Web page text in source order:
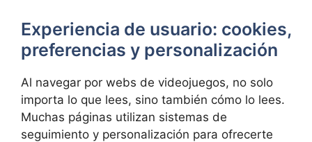
Experiencia de usuario: cookies,
preferencias y personalización
Al navegar por webs de videojuegos, no solo
importa lo que lees, sino también cómo lo lees.
Muchas páginas utilizan sistemas de
seguimiento y personalización para ofrecerte